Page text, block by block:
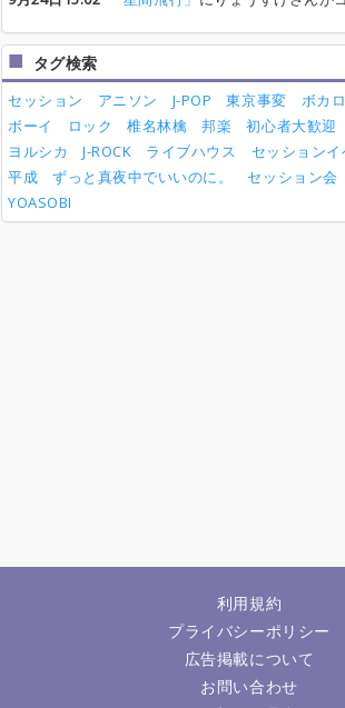
タグ検索
セッション アニソン J-POP 東京事変 ボカロ
ボーイ
ロック 椎名林檎 邦楽 初心者大歓迎
ヨルシカ
J-ROCK ライブハウス セッションイ
平成
ずっと真夜中でいいのに。 セッション会
YOASOBI
利用規約
プライバシーポリシー
広告掲載について
お問い合わせ